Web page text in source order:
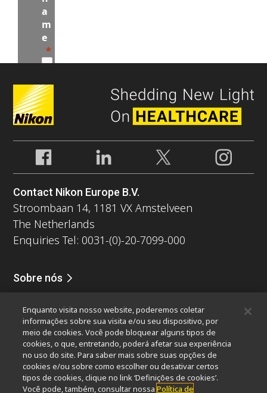
Contact Nikon Europe B.V.
Stroombaan 14, 1181 VX Amstelveen
The Netherlands
Enquiries Tel: 0031-(0)-20-7099-000
Sobre nós
Sustentabilidade
Bem-estar
Nikon Microscopes 100th Anniversary
Popular Links
Últimas notícias e novidadesSeletor de Objetivas
Resolution CalculatorPubScopeOEM
Enquanto visita nosso website, poderemos coletar
informações sobre sua visita e/ou seu dispositivo, por
meio de cookies. Você pode bloquear alguns tipos de
cookies, o que, entretando, poderá afetar sua experiência
no uso do site. Para saber mais sobre suas opções de
cookies e/ou sobre como escolher ou desativar certos
tipos de cookies, clique no link ‘Definições de cookies’.
Você pode, também, consultar nossaPolítica de